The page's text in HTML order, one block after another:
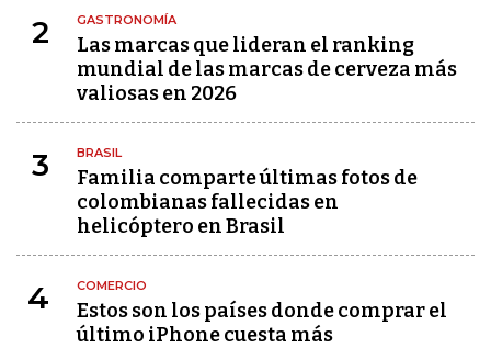
2 GASTRONOMÍA
Las marcas que lideran el ranking
mundial de las marcas de cerveza más
valiosas en 2026
3 BRASIL
Familia comparte últimas fotos de
colombianas fallecidas en
helicóptero en Brasil
4 COMERCIO
Estos son los países donde comprar el
último iPhone cuesta más